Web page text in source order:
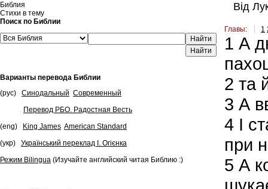
Библия
Стихи в тему
Поиск по Библии
Найти
Варианты перевода Библии
(рус)
Синодальный Современный
Перевод РБО. Радостная Весть
(eng)
King James American Standard
(укр)
Український переклад І. Огієнка
Режим Bilingua (Изучайте английский читая Библию :)
Від
Главы: 1
1 А
2 та
3 А
4 І
при
5 А